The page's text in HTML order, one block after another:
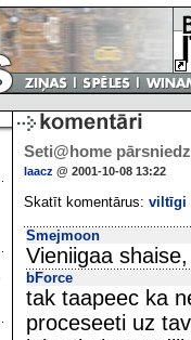
Seti@home
laacz @ 2001-10-08 13:22
Skatīt komentārus: viltīgi
Smejmoon
Vieniigaa
bForce
tak taapeec ka
proceseeti uz